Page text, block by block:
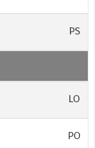
PS
LO
PO